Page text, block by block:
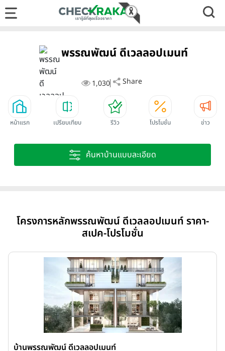
พรรณพัฒน์ ดีเวลลอปเมนท์
1,030 Share
หน้าแรก เปรียบเทียบ รีวิว โปรโมชั่น ข่าว
ค้นหาบ้านแบบละเอียด
โครงการหลักพรรณพัฒน์ ดีเวลลอปเมนท์ ราคา-
สเปค-โปรโมชั่น
บ้านพรรณพัฒน์ ดีเวลลอปเมนท์